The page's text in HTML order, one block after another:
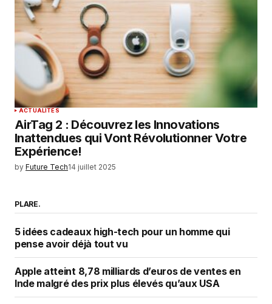
ACTUALITÉS
AirTag 2 : Découvrez les Innovations
Inattendues qui Vont Révolutionner Votre
Expérience!
by Future Tech14 juillet 2025
PLARE.
5 idées cadeaux high-tech pour un homme qui
pense avoir déjà tout vu
Apple atteint 8,78 milliards d’euros de ventes en
Inde malgré des prix plus élevés qu’aux USA